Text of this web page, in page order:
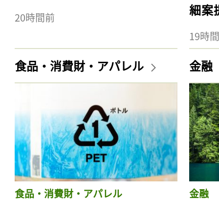
20時間前
細案
19時
食品・消費財・アパレル
食品・消費財・アパレル
金融
金融